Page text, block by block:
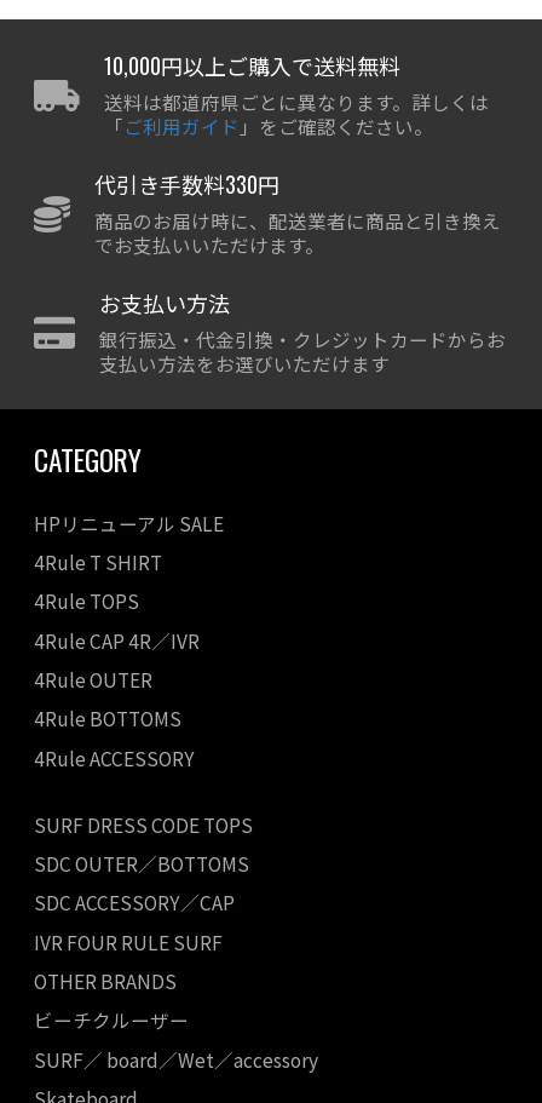
10,000円以上ご購入で送料無料
送料は都道府県ごとに異なります。詳しくは
「ご利用ガイド 」をご確認ください。
代引き手数料330円
商品のお届け時に、配送業者に商品と引き換え
でお支払いいただけます。
お支払い方法
銀行振込・代金引換・クレジットカードからお
支払い方法をお選びいただけます
CATEGORY
HPリニューアル SALE
4Rule T SHIRT
4Rule TOPS
4Rule CAP 4R／IVR
4Rule OUTER
4Rule BOTTOMS
4Rule ACCESSORY
SURF DRESS CODE TOPS
SDC OUTER／BOTTOMS
SDC ACCESSORY／CAP
IVR FOUR RULE SURF
OTHER BRANDS
ビーチクルーザー
SURF／ board／Wet／accessory